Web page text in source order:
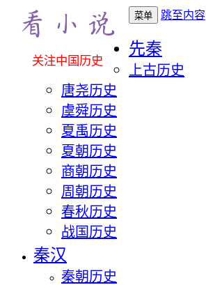
关注中国历史
菜单 跳至内容
先秦
上古历史
唐尧历史
虞舜历史
夏禹历史
夏朝历史
商朝历史
周朝历史
春秋历史
战国历史
秦汉
秦朝历史